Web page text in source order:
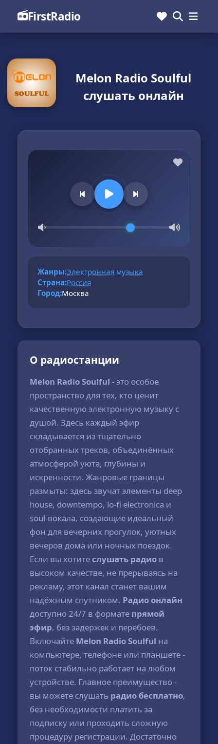
FirstRadio
Melon Radio Soulful
слушать онлайн
Жанры:Электронная музыка
Страна:Россия
Город:Москва
О радиостанции
Melon Radio Soulful - это особое
пространство для тех, кто ценит
качественную электронную музыку с
душой. Здесь каждый эфир
складывается из тщательно
отобранных треков, объединённых
атмосферой уюта, глубины и
искренности. Жанровые границы
размыты: здесь звучат элементы deep
house, downtempo, lo-fi electronica и
soul-вокала, создающие идеальный
фон для вечерних прогулок, уютных
вечеров дома или ночных поездок.
Если вы хотите слушать радио в
высоком качестве, не прерываясь на
рекламу, этот канал станет вашим
надёжным спутником. Радио онлайн
доступно 24/7 в формате прямой
эфир, без задержек и перебоев.
Включайте Melon Radio Soulful на
компьютере, телефоне или планшете -
поток стабильно работает на любом
устройстве. Главное преимущество -
вы можете слушать радио бесплатно,
без необходимости платить за
подписку или проходить сложную
процедуру регистрации. Достаточно